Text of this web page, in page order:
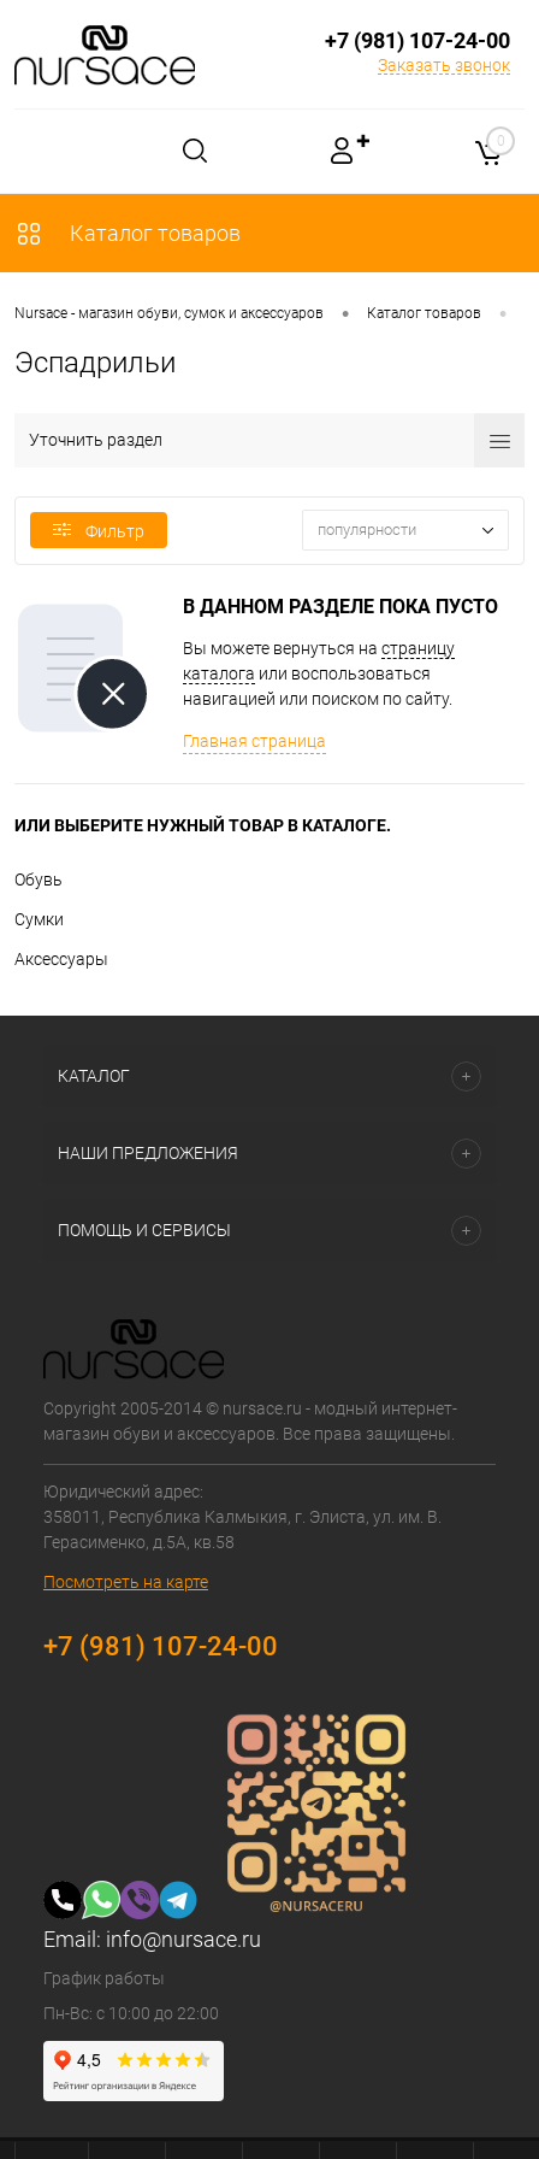
+7 (981) 107-24-00
Заказать звонок
✚ 0
Каталог товаров
Nursace - магазин обуви, сумок и аксессуаров • Каталог товаров •
Эспадрильи
Уточнить раздел
Фильтр популярности
В ДАННОМ РАЗДЕЛЕ ПОКА ПУСТО
Вы можете вернуться на страницу
каталога или воспользоваться
навигацией или поиском по сайту.
Главная страница
ИЛИ ВЫБЕРИТЕ НУЖНЫЙ ТОВАР В КАТАЛОГЕ.
Обувь
Сумки
Аксессуары
КАТАЛОГ
НАШИ ПРЕДЛОЖЕНИЯ
ПОМОЩЬ И СЕРВИСЫ
Copyright 2005-2014 © nursace.ru - модный интернет-
магазин обуви и аксессуаров. Все права защищены.
Юридический адрес:
358011, Республика Калмыкия, г. Элиста, ул. им. В.
Герасименко, д.5А, кв.58
Посмотреть на карте
+7 (981) 107-24-00
Email: info@nursace.ru
График работы
Пн-Вс: с 10:00 до 22:00